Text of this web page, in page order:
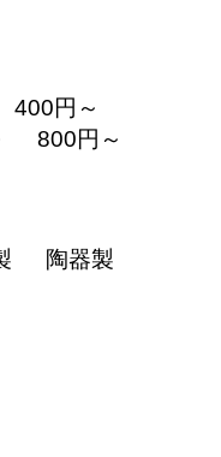
400円～
800円～
陶器製